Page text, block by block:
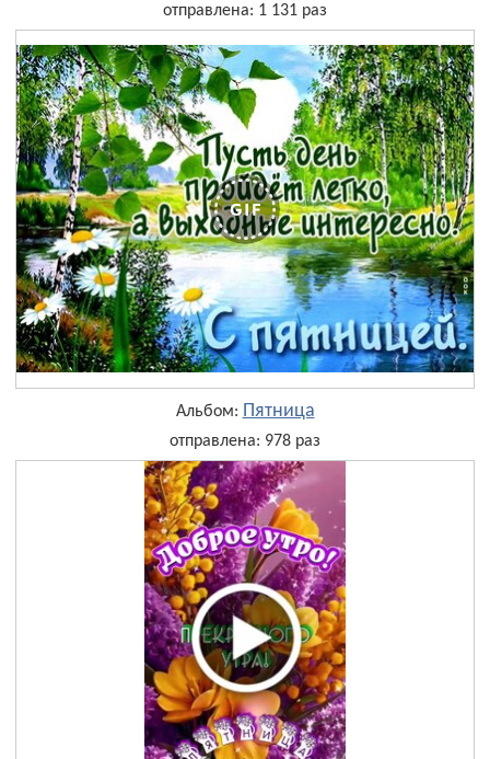
отправлена: 1 131 раз
Альбом: Пятница
отправлена: 978 раз